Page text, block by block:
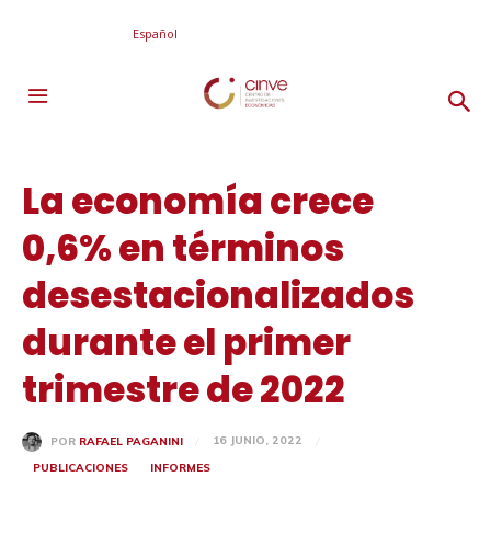
Español
La economía crece
0,6% en términos
desestacionalizados
durante el primer
trimestre de 2022
POR RAFAEL PAGANINI
16 JUNIO, 2022
PUBLICACIONES
INFORMES